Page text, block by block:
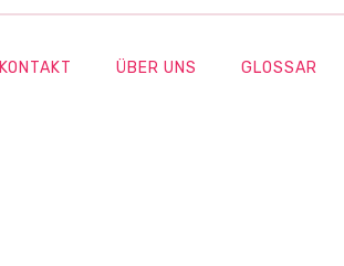
KONTAKT ÜBER UNS GLOSSAR